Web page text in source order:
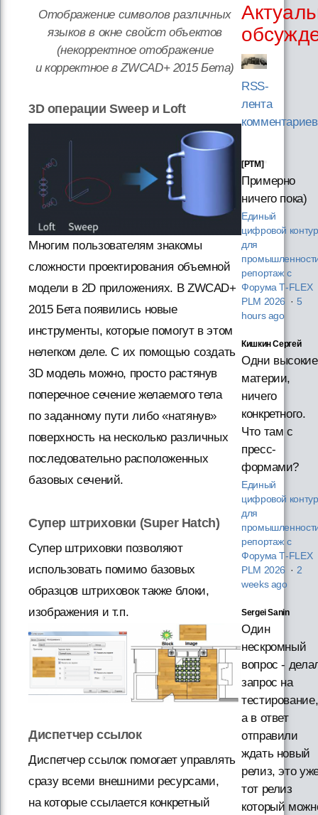
Отображение символов различных
языков в окне свойст объектов
(некорректное отображение
и корректное в ZWCAD+ 2015 Бета)
3D операции Sweep и Loft
Многим пользователям знакомы
сложности проектирования объемной
модели в 2D приложениях. В ZWCAD+
2015 Бета появились новые
инструменты, которые помогут в этом
нелегком деле. С их помощью создать
3D модель можно, просто растянув
поперечное сечение желаемого тела
по заданному пути либо «натянув»
поверхность на несколько различных
последовательно расположенных
базовых сечений.
Супер штриховки (Super Hatch)
Супер штриховки позволяют
использовать помимо базовых
образцов штриховок также блоки,
изображения и т.п.
Диспетчер ссылок
Диспетчер ссылок помогает управлять
сразу всеми внешними ресурсами,
на которые ссылается конкретный
RSS-
лента
комментариев
[PTM]
Примерно
ничего пока)
Единый
цифровой контур
для
репортаж с
Форума T‑FLEX
PLM 2026 · 5
hours ago
Кишкин Сергей
Одни высокие
материи,
ничего
конкретного.
Что там с
пресс-
формами?
Единый
цифровой контур
для
репортаж с
Форума T‑FLEX
PLM 2026 · 2
weeks ago
Sergei Sanin
Один
нескромный
вопрос -
запрос на
тестирование,
а в ответ
отправили
ждать новый
релиз, это
тот релиз
который